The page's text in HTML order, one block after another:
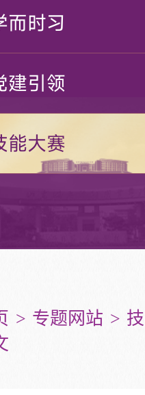
而时习
建引领
能大赛
专题网站